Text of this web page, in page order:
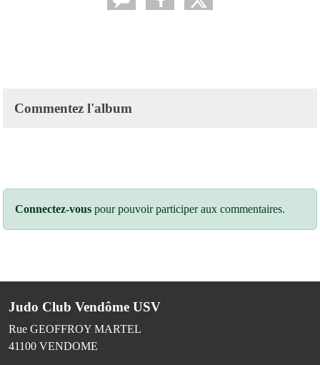
Commentez l'album
Connectez-vous pour pouvoir participer aux commentaires.
Judo Club Vendôme USV
Rue GEOFFROY MARTEL
41100 VENDOME